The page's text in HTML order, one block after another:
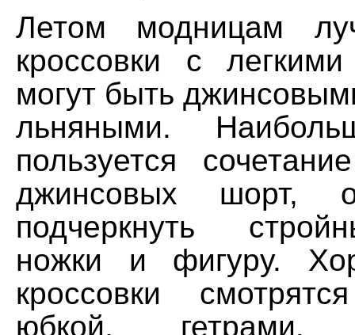
Летом модницам
кроссовки с
могут быть
льняными.
пользуется
джинсовых шорт,
подчеркнуть
ножки и фигуру.
кроссовки
юбкой,